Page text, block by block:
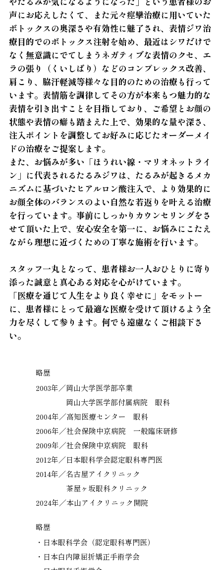
声にお応えしたくて、また元々痙攣治療に用いていた
ボトックスの奥深さや有効性に魅了され、表情ジワ治
療目的でのボトックス注射を始め、最近はシワだけで
なく無意識にでてしまうネガティブな表情のクセ、エ
ラの張り（くいしばり）などのコンプレックス改善、
肩こり、脇汗軽減等様々な目的のための治療も行って
います。表情筋を調律してその方が本来もつ魅力的な
表情を引き出すことを目指しており、ご希望とお顔の
状態や表情の癖も踏まえた上で、効果的な量や深さ、
注入ポイントを調整してお好みに応じたオーダーメイ
ドの治療をご提案します。
また、お悩みが多い「ほうれい線・マリオネットライ
ン」に代表されるたるみジワは、たるみが起きるメカ
ニズムに基づいたヒアルロン酸注入で、より効果的に
お顔全体のバランスのよい自然な若返りを叶える治療
を行っています。事前にしっかりカウンセリングをさ
せて頂いた上で、安心安全を第一に、お悩みにこたえ
ながら理想に近づくための丁寧な施術を行います。
スタッフ一丸となって、患者様お一人おひとりに寄り
添った誠意と真心ある対応を心がけています。
「医療を通じて人生をより良く幸せに」をモットー
に、患者様にとって最適な医療を受けて頂けるよう全
力を尽くして参ります。何でも遠慮なくご相談下さ
い。
略歴
2003年／岡山大学医学部卒業
岡山大学医学部付属病院 眼科
2004年／高知医療センター 眼科
2006年／社会保険中京病院 一般臨床研修
2009年／社会保険中京病院 眼科
2012年／日本眼科学会認定眼科専門医
2014年／名古屋アイクリニック
茶屋ヶ坂眼科クリニック
2024年／本山アイクリニック開院
略歴
・日本眼科学会（認定眼科専門医）
・日本白内障屈折矯正手術学会